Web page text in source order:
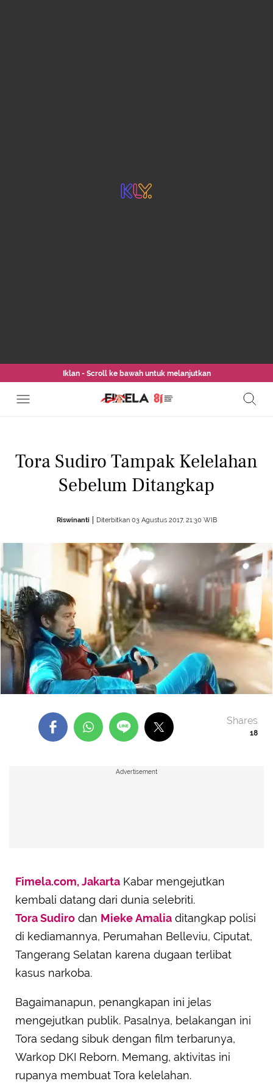
Iklan - Scroll ke bawah untuk melanjutkan
Tora Sudiro Tampak Kelelahan
Sebelum Ditangkap
Riswinanti Diterbitkan 03 Agustus 2017, 21:30 WIB
18
Shares
Advertisement
Fimela.com, Jakarta Kabar mengejutkan
kembali datang dari dunia selebriti.
Tora Sudiro dan Mieke Amalia ditangkap polisi
di kediamannya, Perumahan Belleviu, Ciputat,
Tangerang Selatan karena dugaan terlibat
kasus narkoba.
Bagaimanapun, penangkapan ini jelas
mengejutkan publik. Pasalnya, belakangan ini
Tora sedang sibuk dengan film terbarunya,
Warkop DKI Reborn. Memang, aktivitas ini
rupanya membuat Tora kelelahan.